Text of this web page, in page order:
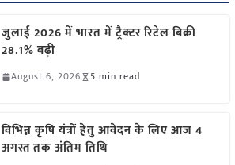
जुलाई 2026 में भारत में ट्रैक्टर रिटेल बिक्री
28.1% बढ़ी
August 6, 2026 5 min read
विभिन्न कृषि यंत्रों हेतु आवेदन के लिए आज 4
अगस्त तक अंतिम तिथि